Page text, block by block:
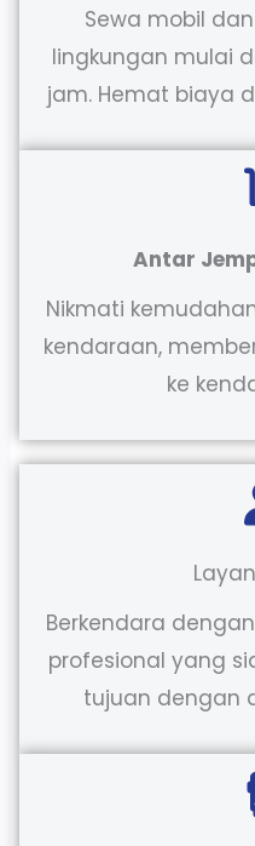
Sewa mobil
lingkungan mulai
jam. Hemat biaya
Antar
Nikmati
kendaraan,
ke
Berkendara
profesional yang
tujuan dengan